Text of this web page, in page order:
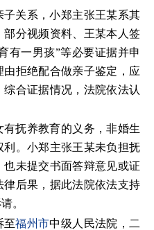
关系，小郑主张王某系其
分视频资料、王某本人签
有一男孩”等必要证据并申
拒绝配合做亲子鉴定，应
合证据情况，法院依法认
抚养教育的义务，非婚生
。小郑主张王某未负担抚
未提交书面答辩意见或证
后果，据此法院依法支持
。
至福州市中级人民法院，二